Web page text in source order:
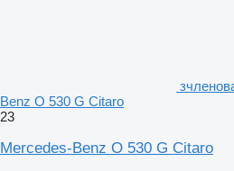
Benz O 530 G Citaro
23
Mercedes-Benz O 530 G Citaro